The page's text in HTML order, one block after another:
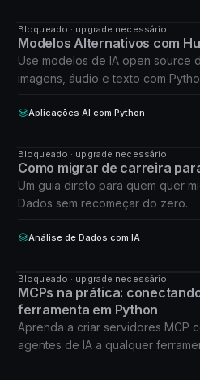
CURSO
Bloqueado · upgrade necessário
Modelos Alternativos com
Use modelos de IA open source
imagens, áudio e texto com
Aplicações AI com Python
CURSO
Bloqueado · upgrade necessário
Como migrar de carreira
Um guia direto para quem quer
Dados sem recomeçar do zero.
Análise de Dados com IA
CURSO
Bloqueado · upgrade necessário
MCPs na prática:
ferramenta em Python
Aprenda a criar servidores MCP
agentes de IA a qualquer